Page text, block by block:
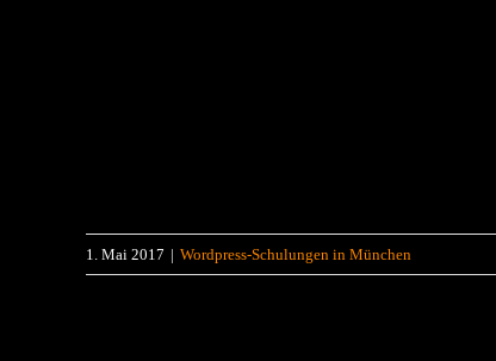
1. Mai 2017 | Wordpress-Schulungen in München